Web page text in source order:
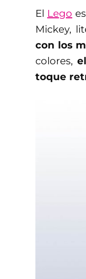
El Lego
Mickey,
con los
colores,
toque